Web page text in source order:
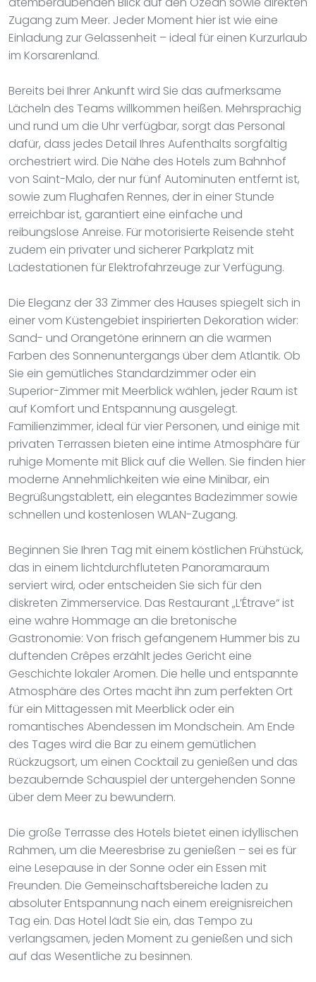
Zugang zum Meer. Jeder Moment hier ist wie eine
Einladung zur Gelassenheit – ideal für einen Kurzurlaub
im Korsarenland.
Bereits bei Ihrer Ankunft wird Sie das aufmerksame
Lächeln des Teams willkommen heißen. Mehrsprachig
und rund um die Uhr verfügbar, sorgt das Personal
dafür, dass jedes Detail Ihres Aufenthalts sorgfältig
orchestriert wird. Die Nähe des Hotels zum Bahnhof
von Saint-Malo, der nur fünf Autominuten entfernt ist,
sowie zum Flughafen Rennes, der in einer Stunde
erreichbar ist, garantiert eine einfache und
reibungslose Anreise. Für motorisierte Reisende steht
zudem ein privater und sicherer Parkplatz mit
Ladestationen für Elektrofahrzeuge zur Verfügung.
Die Eleganz der 33 Zimmer des Hauses spiegelt sich in
einer vom Küstengebiet inspirierten Dekoration wider:
Sand- und Orangetöne erinnern an die warmen
Farben des Sonnenuntergangs über dem Atlantik. Ob
Sie ein gemütliches Standardzimmer oder ein
Superior-Zimmer mit Meerblick wählen, jeder Raum ist
auf Komfort und Entspannung ausgelegt.
Familienzimmer, ideal für vier Personen, und einige mit
privaten Terrassen bieten eine intime Atmosphäre für
ruhige Momente mit Blick auf die Wellen. Sie finden hier
moderne Annehmlichkeiten wie eine Minibar, ein
Begrüßungstablett, ein elegantes Badezimmer sowie
schnellen und kostenlosen WLAN-Zugang.
Beginnen Sie Ihren Tag mit einem köstlichen Frühstück,
das in einem lichtdurchfluteten Panoramaraum
serviert wird, oder entscheiden Sie sich für den
diskreten Zimmerservice. Das Restaurant „L’Étrave“ ist
eine wahre Hommage an die bretonische
Gastronomie: Von frisch gefangenem Hummer bis zu
duftenden Crêpes erzählt jedes Gericht eine
Geschichte lokaler Aromen. Die helle und entspannte
Atmosphäre des Ortes macht ihn zum perfekten Ort
für ein Mittagessen mit Meerblick oder ein
romantisches Abendessen im Mondschein. Am Ende
des Tages wird die Bar zu einem gemütlichen
Rückzugsort, um einen Cocktail zu genießen und das
bezaubernde Schauspiel der untergehenden Sonne
über dem Meer zu bewundern.
Die große Terrasse des Hotels bietet einen idyllischen
Rahmen, um die Meeresbrise zu genießen – sei es für
eine Lesepause in der Sonne oder ein Essen mit
Freunden. Die Gemeinschaftsbereiche laden zu
absoluter Entspannung nach einem ereignisreichen
Tag ein. Das Hotel lädt Sie ein, das Tempo zu
verlangsamen, jeden Moment zu genießen und sich
auf das Wesentliche zu besinnen.